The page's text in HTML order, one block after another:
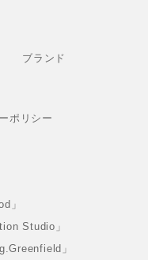
ブランド
ポリシー
」
Studio」
」